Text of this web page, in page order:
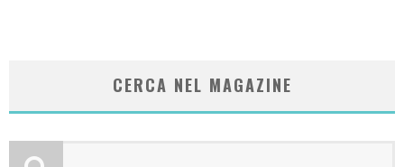
CERCA NEL MAGAZINE